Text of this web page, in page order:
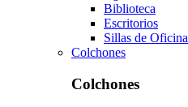
Biblioteca
Escritorios
Sillas de Oficina
Colchones
Colchones